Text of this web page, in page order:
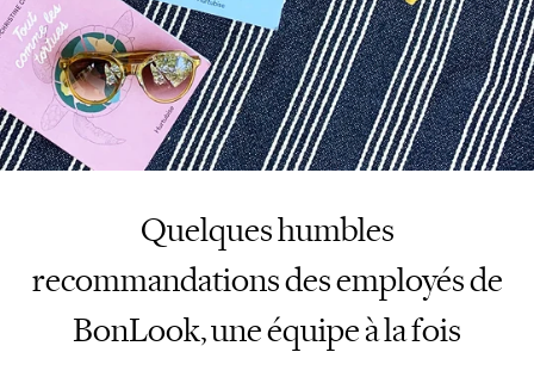
Quelques humbles
recommandations des employés de
BonLook, une équipe à la fois